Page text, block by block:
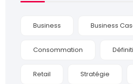
Business Business
Consommation
Retail Stratégie